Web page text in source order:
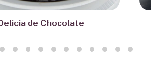
de Chocolate